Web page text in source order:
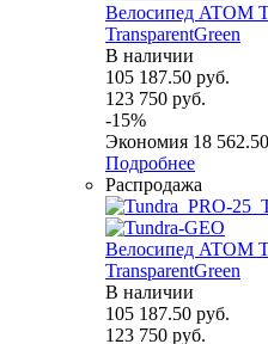
Велосипед ATOM
TransparentGreen
В наличии
105 187.50 руб.
123 750 руб.
-15%
Экономия 18 562.50
Подробнее
Распродажа
Велосипед ATOM
TransparentGreen
В наличии
105 187.50 руб.
123 750 руб.